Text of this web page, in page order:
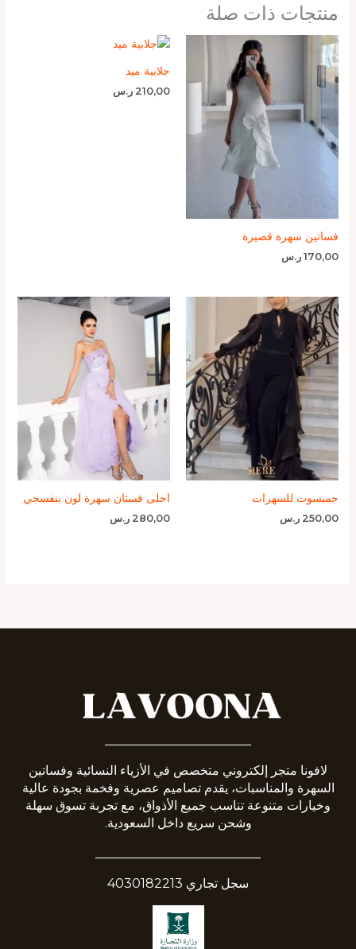
منتجات ذات صلة
فساتين سهرة قصيرة
170,00 ر.س
جلابية ميد
210,00 ر.س
جمبسوت للسهرات
250,00 ر.س
احلى فستان سهرة لون بنفسجي
280,00 ر.س
لافونا متجر إلكتروني متخصص في الأزياء النسائية وفساتين
السهرة والمناسبات، يقدم تصاميم عصرية وفخمة بجودة عالية
وخيارات متنوعة تناسب جميع الأذواق، مع تجربة تسوق سهلة
وشحن سريع داخل السعودية.
سجل تجاري 4030182213